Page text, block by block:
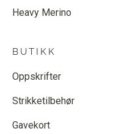
Heavy Merino
BUTIKK
Oppskrifter
Strikketilbehør
Gavekort